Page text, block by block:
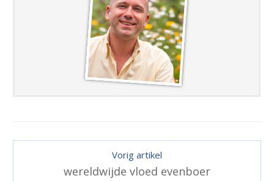
Vorig artikel
wereldwijde vloed evenboer